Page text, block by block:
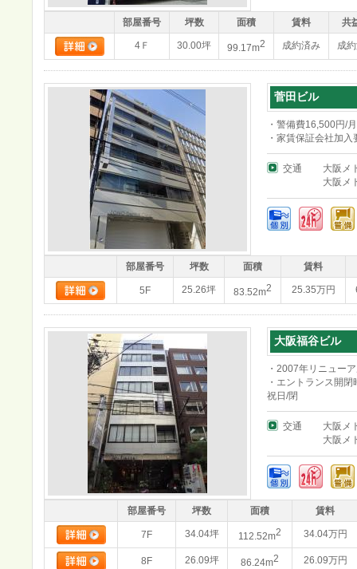
部屋番号 坪数 面積 賃料 共
4Ｆ 30.00坪 99.17m2 成約済み 成
菅田ビル
・警備費16,500円/月
・家賃保証会社加入
交通
大阪メ
大阪メ
部屋番号 坪数 面積 賃料
5F 25.26坪 83.52m2 25.35万円
大阪福谷ビル
・2007年リニュー
・エントランス開
祝日/閉
交通
大阪メ
大阪メ
部屋番号 坪数 面積 賃料
7F 34.04坪 112.52m2 34.04万円
8F 26.09坪 86.24m2 26.09万円